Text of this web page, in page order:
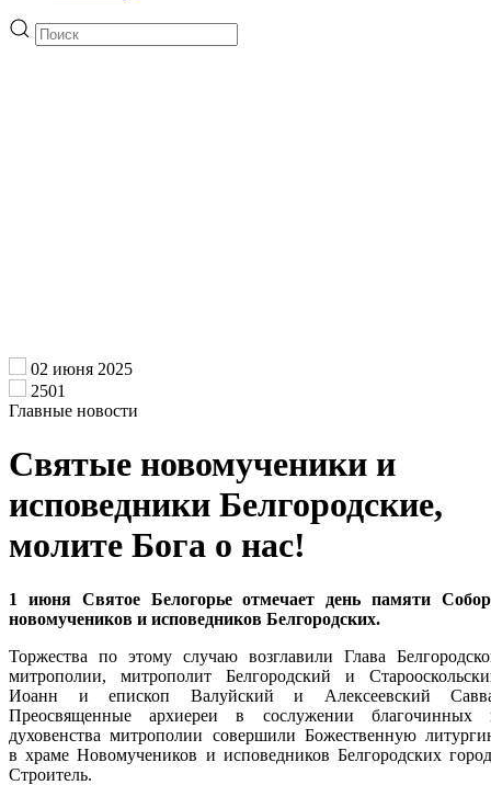
02 июня 2025
2501
Главные новости
Святые новомученики и
исповедники Белгородские,
молите Бога о нас!
1 июня Святое Белогорье отмечает день памяти
новомучеников и исповедников Белгородских.
Торжества по этому случаю возглавили Глава
митрополии, митрополит Белгородский и
Иоанн и епископ Валуйский и Алексеевский
Преосвященные архиереи в сослужении благочинных
духовенства митрополии совершили Божественную
в храме Новомучеников и исповедников Белгородских
Строитель.